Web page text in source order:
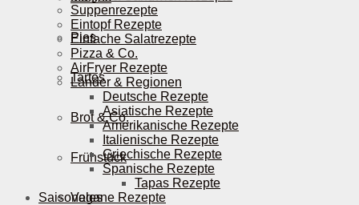
Pies
Tartes
Brot & Co.
Frühstück
Vegane Rezepte
Suppenrezepte
Eintopf Rezepte
Einfache Salatrezepte
Pizza & Co.
AirFryer Rezepte
Länder & Regionen
Deutsche Rezepte
Asiatische Rezepte
Amerikanische Rezepte
Italienische Rezepte
Griechische Rezepte
Spanische Rezepte
Tapas Rezepte
Saisonales